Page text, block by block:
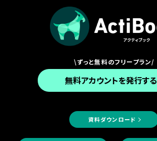
\ずっと無料のフリープラン/
無料アカウントを発行する
資料ダウンロード